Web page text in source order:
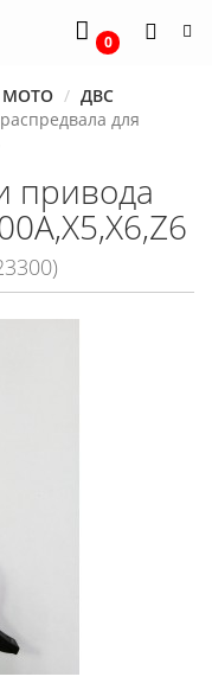
0
ДВС
для
привода